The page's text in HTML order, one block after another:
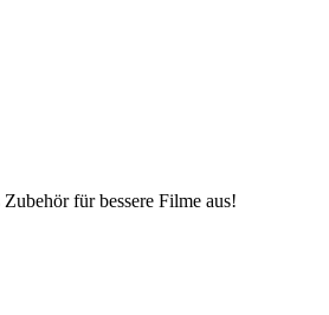
für bessere Filme aus!